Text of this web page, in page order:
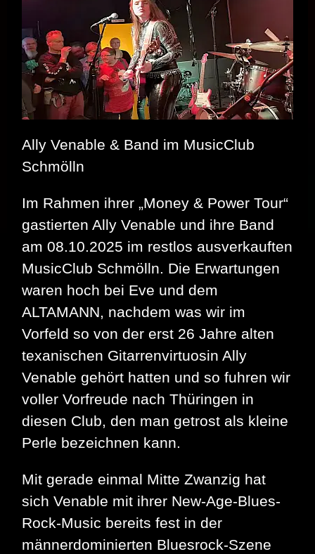
Ally Venable & Band im MusicClub
Schmölln
Im Rahmen ihrer „Money & Power Tour“
gastierten Ally Venable und ihre Band
am 08.10.2025 im restlos ausverkauften
MusicClub Schmölln. Die Erwartungen
waren hoch bei Eve und dem
ALTAMANN, nachdem was wir im
Vorfeld so von der erst 26 Jahre alten
texanischen Gitarrenvirtuosin Ally
Venable gehört hatten und so fuhren wir
voller Vorfreude nach Thüringen in
diesen Club, den man getrost als kleine
Perle bezeichnen kann.
Mit gerade einmal Mitte Zwanzig hat
sich Venable mit ihrer New-Age-Blues-
Rock-Music bereits fest in der
männerdominierten Bluesrock-Szene